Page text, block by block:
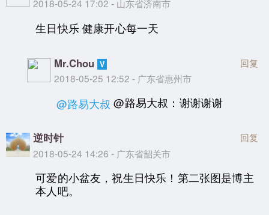
2018-05-24 17:02 - 山东省济南市
生日快乐 健康开心每一天
Mr.Chou
2018-05-25 12:52 - 广东省惠州市
回复
@路易大叔 @路易大叔：谢谢谢谢
逆时针
2018-05-24 14:26 - 广东省韶关市
回复
可爱的小盆友，祝生日快乐！第二张图是博主
本人吧。